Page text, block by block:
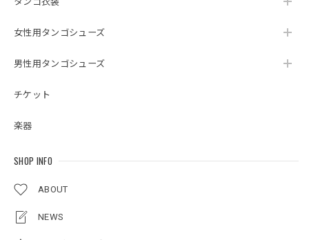
女性用タンゴシューズ
男性用タンゴシューズ
チケット
楽器
SHOP INFO
ABOUT
NEWS